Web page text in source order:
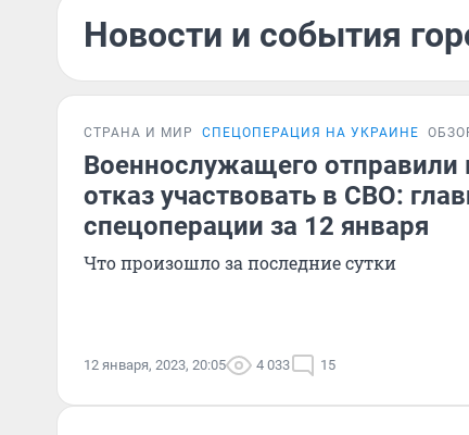
Новости и события
СТРАНА И МИР СПЕЦОПЕРАЦИЯ НА УКРАИНЕ
Военнослужащего отправили
отказ участвовать в СВО:
спецоперации за 12 января
Что произошло за последние сутки
12 января, 2023, 20:05 4 033 15